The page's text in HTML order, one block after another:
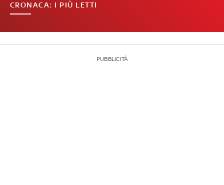
CRONACA: I PIÙ LETTI
PUBBLICITÀ